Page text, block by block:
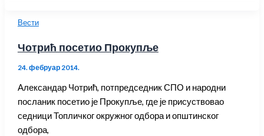
Вести
Чотрић посетио Прокупље
24. фебруар 2014.
Александар Чотрић, потпредседник СПО и народни
посланик посетио је Прокупље, где је присуствовао
седници Топличког окружног одбора и општинског
одбора,